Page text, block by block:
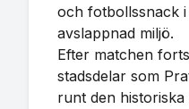
och fotbollssnack
avslappnad miljö.
Efter matchen
stadsdelar som
runt den historiska